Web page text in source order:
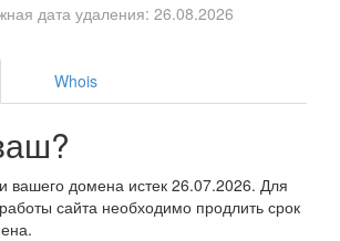
дата удаления: 26.08.2026
Whois
вашего домена истек 26.07.2026. Для
сайта необходимо продлить срок